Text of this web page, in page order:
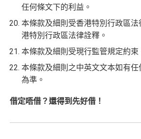
任何條文下的利益。
本條款及細則受香港特別行政區
港特別行政區法律詮釋。
本條款及細則受現行監管規定約束
本條款及細則之中英文文本如有
為準。
借定唔借？還得到先好借！